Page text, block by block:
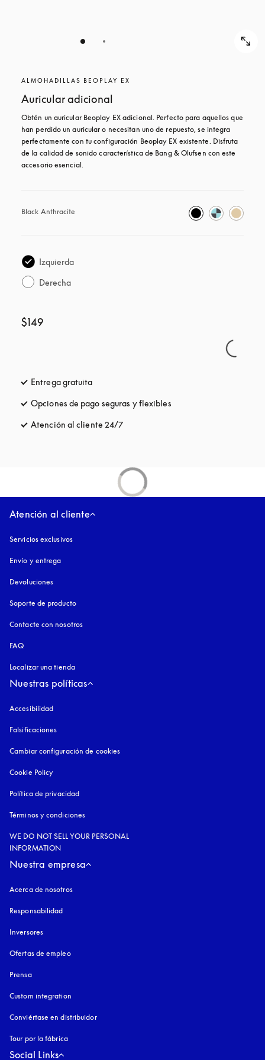
ALMOHADILLAS BEOPLAY EX
Auricular adicional
Obtén un auricular Beoplay EX adicional. Perfecto para aquellos que
han perdido un auricular o necesitan uno de repuesto, se integra
perfectamente con tu configuración Beoplay EX existente. Disfruta
de la calidad de sonido característica de Bang & Olufsen con este
accesorio esencial.
Black Anthracite
Izquierda
Derecha
$149
Entrega gratuita
Opciones de pago seguras y flexibles
Atención al cliente 24/7
Atención al cliente
Servicios exclusivos
Envío y entrega
Devoluciones
Soporte de producto
Contacte con nosotros
FAQ
Localizar una tienda
Nuestras políticas
Accesibilidad
Falsificaciones
Cambiar configuración de cookies
Cookie Policy
Política de privacidad
Términos y condiciones
WE DO NOT SELL YOUR PERSONAL
INFORMATION
Nuestra empresa
Acerca de nosotros
Responsabilidad
Inversores
Ofertas de empleo
Prensa
Custom integration
Conviértase en distribuidor
Tour por la fábrica
Social Links